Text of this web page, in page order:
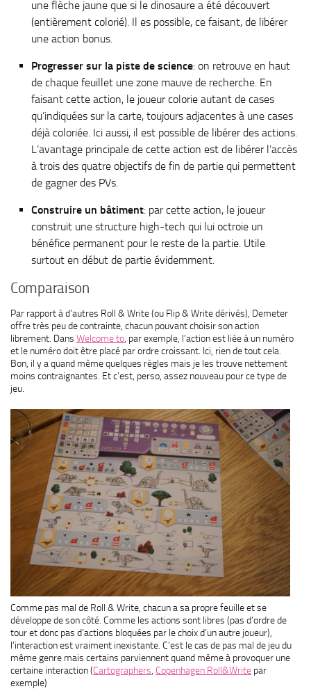
une flèche jaune que si le dinosaure a été découvert
(entièrement colorié). Il es possible, ce faisant, de libérer
une action bonus.
Progresser sur la piste de science: on retrouve en haut
de chaque feuillet une zone mauve de recherche. En
faisant cette action, le joueur colorie autant de cases
qu’indiquées sur la carte, toujours adjacentes à une cases
déjà coloriée. Ici aussi, il est possible de libérer des actions.
L’avantage principale de cette action est de libérer l’accès
à trois des quatre objectifs de fin de partie qui permettent
de gagner des PVs.
Construire un bâtiment: par cette action, le joueur
construit une structure high-tech qui lui octroie un
bénéfice permanent pour le reste de la partie. Utile
surtout en début de partie évidemment.
Comparaison
Par rapport à d’autres Roll & Write (ou Flip & Write dérivés), Demeter
offre très peu de contrainte, chacun pouvant choisir son action
librement. Dans Welcome to , par exemple, l’action est liée à un numéro
et le numéro doit être placé par ordre croissant. Ici, rien de tout cela.
Bon, il y a quand même quelques règles mais je les trouve nettement
moins contraignantes. Et c’est, perso, assez nouveau pour ce type de
jeu.
Comme pas mal de Roll & Write, chacun a sa propre feuille et se
développe de son côté. Comme les actions sont libres (pas d’ordre de
tour et donc pas d’actions bloquées par le choix d’un autre joueur),
l’interaction est vraiment inexistante. C’est le cas de pas mal de jeu du
même genre mais certains parviennent quand même à provoquer une
certaine interaction (Cartographers, Copenhagen Roll&Write par
exemple)